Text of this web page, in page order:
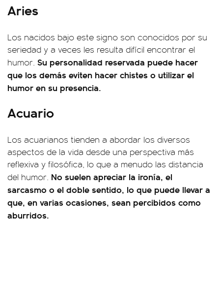
Aries
Los nacidos bajo este signo son conocidos por su
seriedad y a veces les resulta difícil encontrar el
humor. Su personalidad reservada puede hacer
que los demás eviten hacer chistes o utilizar el
humor en su presencia.
Acuario
Los acuarianos tienden a abordar los diversos
aspectos de la vida desde una perspectiva más
reflexiva y filosófica, lo que a menudo las distancia
del humor. No suelen apreciar la ironía, el
sarcasmo o el doble sentido, lo que puede llevar a
que, en varias ocasiones, sean percibidos como
aburridos.